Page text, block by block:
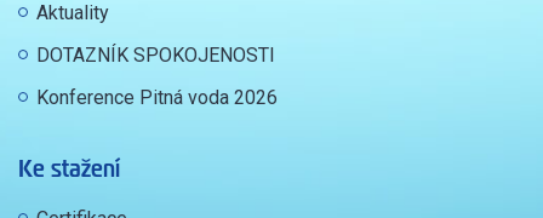
Aktuality
DOTAZNÍK SPOKOJENOSTI
Konference Pitná voda 2026
Ke stažení